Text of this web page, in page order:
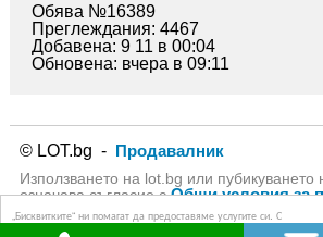
„Бисквитките“ ни помагат да предоставяме услугите си. С
използването на услугите ни приемате, че можем да
Обява №16389
Преглеждания: 4467
Добавена: 9 11 в 00:04
Обновена: вчера в 09:11
© LOT.bg - Продавалник
Използването на lot.bg или пубикуването
означава съгласие сОбщи условия за
Политика за личните даннина lot.bg